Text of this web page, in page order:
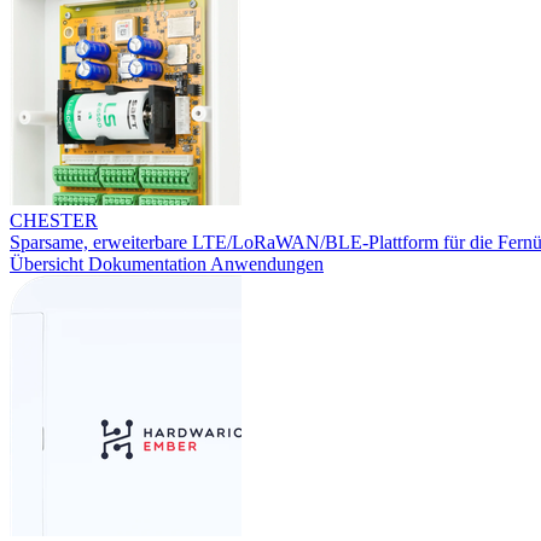
CHESTER
Sparsame, erweiterbare LTE/LoRaWAN/BLE-Plattform für die
Übersicht Dokumentation Anwendungen